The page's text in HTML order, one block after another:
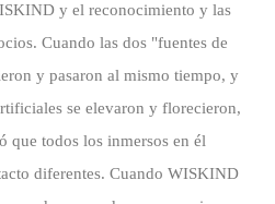
y el reconocimiento y las
Cuando las dos "fuentes de
y pasaron al mismo tiempo, y
se elevaron y florecieron,
que todos los inmersos en él
diferentes. Cuando WISKIND